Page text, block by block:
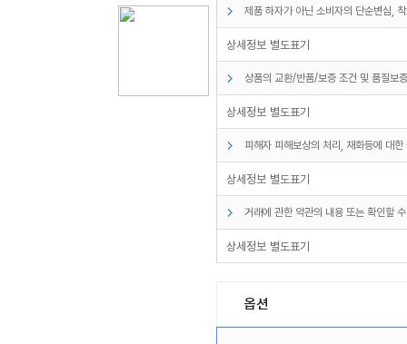
제품 하자가 아닌 소비자의 단순변심,
상세정보 별도표기
상품의 교환/반품/보증 조건 및 품질보
상세정보 별도표기
피해자 피해보상의 처리, 재화등에 대
상세정보 별도표기
거래에 관한 약관의 내용 또는 확인할
상세정보 별도표기
옵션